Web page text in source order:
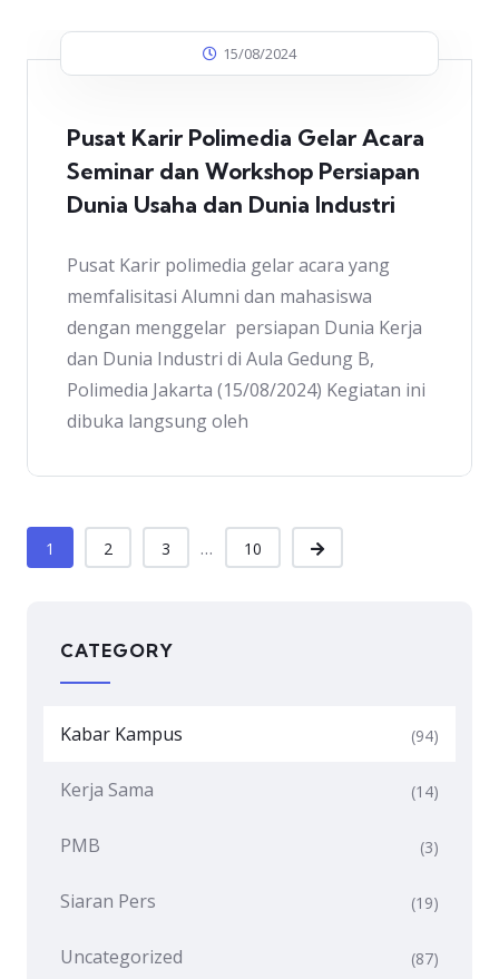
15/08/2024
Pusat Karir Polimedia Gelar Acara
Seminar dan Workshop Persiapan
Dunia Usaha dan Dunia Industri
Pusat Karir polimedia gelar acara yang
memfalisitasi Alumni dan mahasiswa
dengan menggelar persiapan Dunia Kerja
dan Dunia Industri di Aula Gedung B,
Polimedia Jakarta (15/08/2024) Kegiatan ini
dibuka langsung oleh
1 2 3 ... 10
CATEGORY
Kabar Kampus (94)
Kerja Sama (14)
PMB (3)
Siaran Pers (19)
Uncategorized (87)